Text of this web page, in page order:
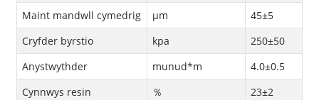
Maint mandwll cymedrig
μm
45±5
Cryfder byrstio
kpa
250±50
Anystwythder
munud*m
4.0±0.5
Cynnwys resin
％
23±2